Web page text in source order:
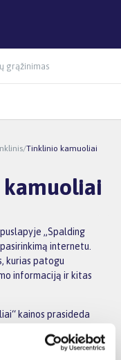
grąžinimas
/Tinklinio kamuoliai
„Spalding
internetu.
kurias patogu
informaciją ir kitas
kainos prasideda
pasiūlymus,